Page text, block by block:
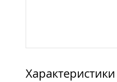
Характеристики